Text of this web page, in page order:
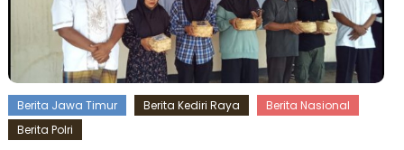
Berita Jawa Timur Berita Kediri Raya
Berita Nasional
Berita Polri